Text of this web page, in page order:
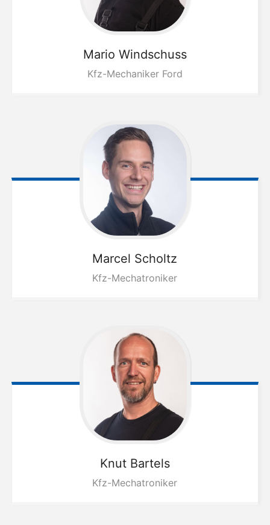
Mario Windschuss
Kfz-Mechaniker Ford
Marcel Scholtz
Kfz-Mechatroniker
Knut Bartels
Kfz-Mechatroniker